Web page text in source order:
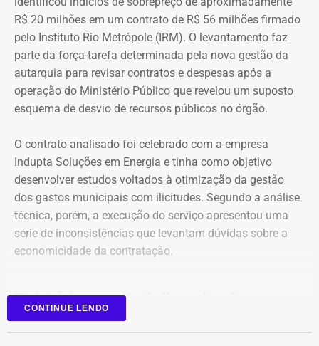
O crescimento patrimonial, por si só, não indica a
existência de irregularidades.
Declaração de bens de Vinícius Cozzolino em 2026 — Foto:
Reprodução/Divulgacand
R$ 20 milhões em um contrato de R$ 56 milhões firmado
pelo Instituto Rio Metrópole (IRM). O levantamento faz
parte da força-tarefa determinada pela nova gestão da
autarquia para revisar contratos e despesas após a
operação do Ministério Público que revelou um suposto
esquema de desvio de recursos públicos no órgão.
O contrato analisado foi celebrado com a empresa
Indupta Soluções em Energia e tinha como objetivo
desenvolver estudos voltados à otimização da gestão
dos gastos municipais com ilicitudes. Segundo a análise
técnica, porém, a execução do serviço apresentou uma
série de inconsistências que levantam dúvidas sobre a
economicidade da contratação.
Relatório aponta falhas desde o
planejamento
CONTINUE LENDO